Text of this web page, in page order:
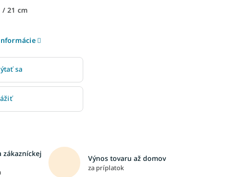
/ 21 cm
sa
zákazníckej
Výnos tovaru až domov
za príplatok